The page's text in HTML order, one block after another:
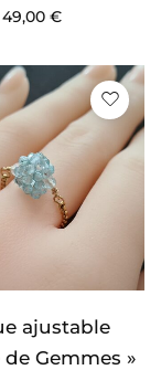
49,00 €
ajustable
de Gemmes »